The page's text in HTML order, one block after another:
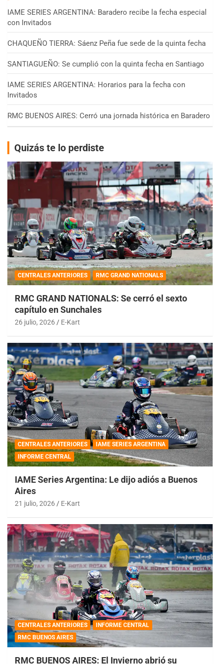
IAME SERIES ARGENTINA: Baradero recibe la fecha especial
con Invitados
CHAQUEÑO TIERRA: Sáenz Peña fue sede de la quinta fecha
SANTIAGUEÑO: Se cumplió con la quinta fecha en Santiago
IAME SERIES ARGENTINA: Horarios para la fecha con
Invitados
RMC BUENOS AIRES: Cerró una jornada histórica en Baradero
Quizás te lo perdiste
CENTRALES ANTERIORES RMC GRAND NATIONALS
RMC GRAND NATIONALS: Se cerró el sexto
capítulo en Sunchales
26 julio, 2026 E-Kart
CENTRALES ANTERIORES
IAME SERIES ARGENTINA
INFORME CENTRAL
IAME Series Argentina: Le dijo adiós a Buenos
Aires
21 julio, 2026 E-Kart
CENTRALES ANTERIORES
INFORME CENTRAL
RMC BUENOS AIRES
RMC BUENOS AIRES: El Invierno abrió su